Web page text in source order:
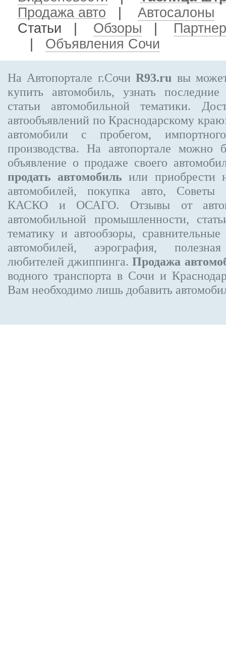
Продажа авто
Автосалоны
Статьи | Обзоры
Объявления Сочи
На Автопортале г.СочиR93.ru вы
купить автомобиль, узнать
статьи автомобильной тематики.
автообъявлений по Краснодарскому
автомобили с пробегом,
производства. На автопортале можно
объявление о продаже своего
продать автомобиль или приобрести
автомобилей, покупка авто, Советы
КАСКО и ОСАГО. Отзывы от
автомобильной промышленности,
тематику и автообзоры,
автомобилей, аэрография,
любителей джиппинга.Продажа
водного транспорта в Сочи и
Вам необходимо лишь добавить